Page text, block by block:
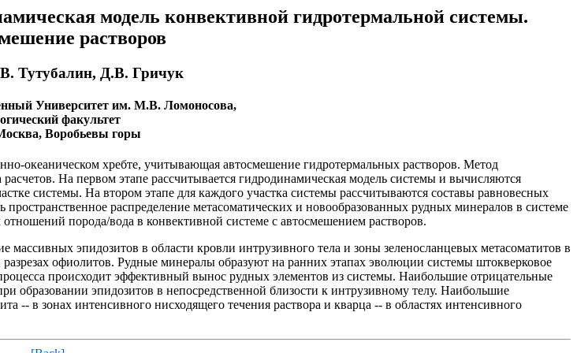
модель конвективной гидротермальной системы.
растворов
Тутубалин, Д.В. Гричук
Университет им. М.В. Ломоносова,
факультет
Воробьевы горы
океаническом хребте, учитывающая автосмешение гидротермальных растворов. Метод
расчетов. На первом этапе рассчитывается гидродинамическая модель системы и вычисляются
системы. На втором этапе для каждого участка системы рассчитываются составы равновесных
распределение метасоматических и новообразованных рудных минералов в системе
порода/вода в конвективной системе с автосмешением растворов.
эпидозитов в области кровли интрузивного тела и зоны зеленосланцевых метасоматитов в
офиолитов. Рудные минералы образуют на ранних этапах эволюции системы штокверковое
происходит эффективный вынос рудных элементов из системы. Наибольшие отрицательные
образовании эпидозитов в непосредственной близости к интрузивному телу. Наибольшие
в зонах интенсивного нисходящего течения раствора и кварца -- в областях интенсивного